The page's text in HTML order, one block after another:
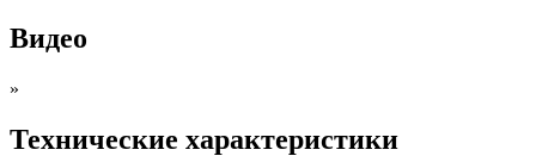
Видео
»
Технические характеристики